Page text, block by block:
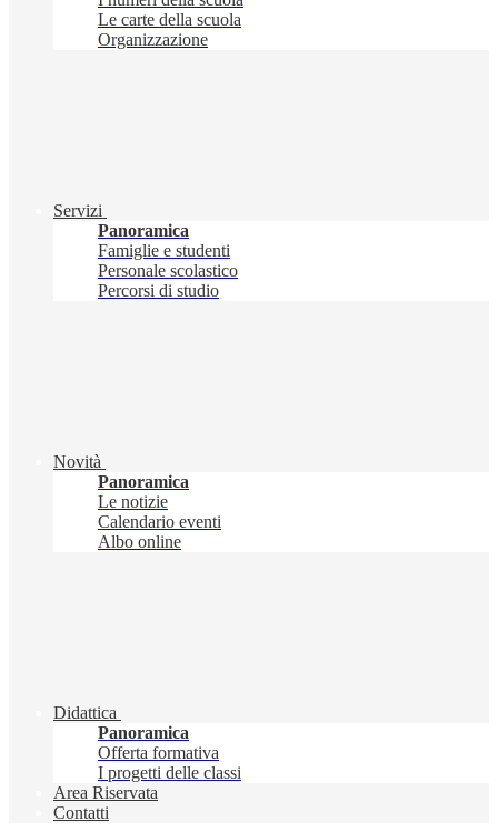
Le carte della scuola
Organizzazione
Servizi
Panoramica
Famiglie e studenti
Personale scolastico
Percorsi di studio
Novità
Panoramica
Le notizie
Calendario eventi
Albo online
Didattica
Panoramica
Offerta formativa
I progetti delle classi
Area Riservata
Contatti